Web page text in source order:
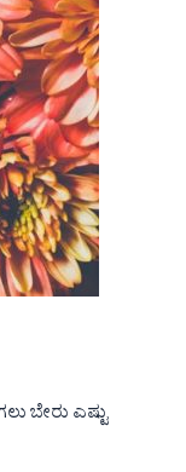
ಬೇರು ಎಷ್ಟು